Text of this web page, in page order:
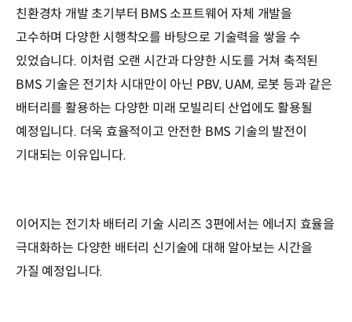
친환경차 개발 초기부터 BMS 소프트웨어 자체 개발을
고수하며 다양한 시행착오를 바탕으로 기술력을 쌓을 수
있었습니다. 이처럼 오랜 시간과 다양한 시도를 거쳐 축적된
BMS 기술은 전기차 시대만이 아닌 PBV, UAM, 로봇 등과 같은
배터리를 활용하는 다양한 미래 모빌리티 산업에도 활용될
예정입니다. 더욱 효율적이고 안전한 BMS 기술의 발전이
기대되는 이유입니다.
이어지는 전기차 배터리 기술 시리즈 3편에서는 에너지 효율을
극대화하는 다양한 배터리 신기술에 대해 알아보는 시간을
가질 예정입니다.